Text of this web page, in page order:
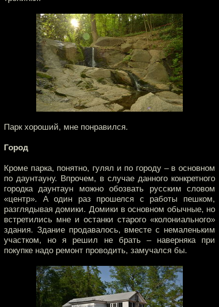
Парк хороший, мне понравился.
Город
Кроме парка, понятно, гулял и по городу – в основном
по даунтауну. Впрочем, в случае данного конкретного
городка даунтаун можно обозвать русским словом
«центр». А один раз прошелся с работы пешком,
разглядывая домики. Домики в основном обычные, но
встретились мне и останки старого «колониального»
здания. Здание продавалось, вместе с немаленьким
участком, но я решил не брать – наверняка при
покупке надо ремонт проводить, замучался бы.